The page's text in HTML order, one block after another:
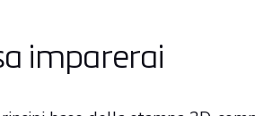
imparerai